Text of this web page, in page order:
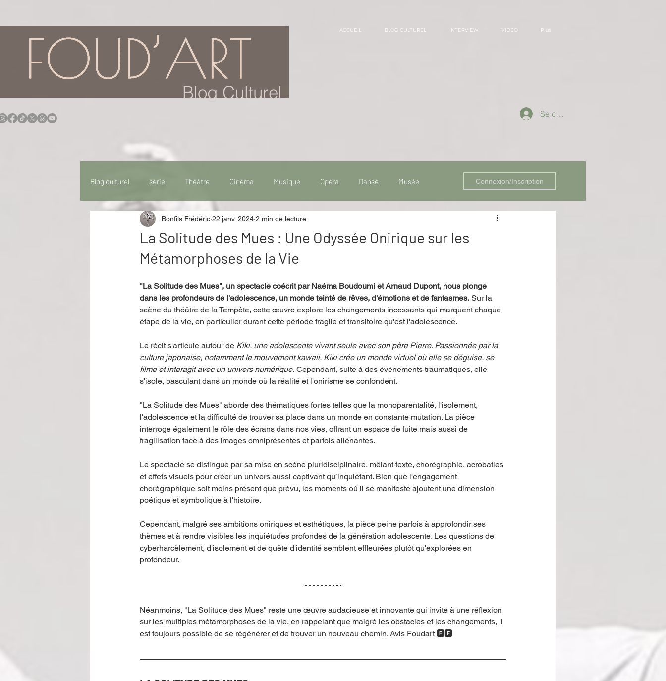
Blog Culturel
ACCUEIL BLOG CULTUREL INTERVIEW VIDEO Plus
Se connecter
Blog culturel serie Théâtre Cinéma Musique Opéra Danse Musée
Idées Sorties Idée de voyage Fooding - Restaurant
Performance Rire Récompense Festival
Événement Validé par Romane. Spécial Famille Littérature Cirque Interview
Connexion/Inscription
La Solitude des Mues : Une Odyssée Onirique sur les
Métamorphoses de la Vie
Bonfils Frédéric 22 janv. 2024 2 min de lecture
"La Solitude des Mues", un spectacle coécrit par Naéma Boudoumi et Arnaud Dupont, nous plonge
dans les profondeurs de l'adolescence, un monde teinté de rêves, d'émotions et de fantasmes. Sur la
scène du théâtre de la Tempête, cette œuvre explore les changements incessants qui marquent chaque
étape de la vie, en particulier durant cette période fragile et transitoire qu'est l'adolescence.
Le récit s'articule autour de Kiki, une adolescente vivant seule avec son père Pierre. Passionnée par la
culture japonaise, notamment le mouvement kawaii, Kiki crée un monde virtuel où elle se déguise, se
filme et interagit avec un univers numérique. Cependant, suite à des événements traumatiques, elle
s'isole, basculant dans un monde où la réalité et l'onirisme se confondent.
"La Solitude des Mues" aborde des thématiques fortes telles que la monoparentalité, l'isolement,
l'adolescence et la difficulté de trouver sa place dans un monde en constante mutation. La pièce
interroge également le rôle des écrans dans nos vies, offrant un espace de fuite mais aussi de
fragilisation face à des images omniprésentes et parfois aliénantes.
Le spectacle se distingue par sa mise en scène pluridisciplinaire, mêlant texte, chorégraphie, acrobaties
et effets visuels pour créer un univers aussi captivant qu’inquiétant. Bien que l'engagement
chorégraphique soit moins présent que prévu, les moments où il se manifeste ajoutent une dimension
poétique et symbolique à l'histoire.
Cependant, malgré ses ambitions oniriques et esthétiques, la pièce peine parfois à approfondir ses
thèmes et à rendre visibles les inquiétudes profondes de la génération adolescente. Les questions de
cyberharcèlement, d'isolement et de quête d'identité semblent effleurées plutôt qu'explorées en
profondeur.
Néanmoins, "La Solitude des Mues" reste une œuvre audacieuse et innovante qui invite à une réflexion
sur les multiples métamorphoses de la vie, en rappelant que malgré les obstacles et les changements, il
est toujours possible de se régénérer et de trouver un nouveau chemin. Avis Foudart 🅵🅵